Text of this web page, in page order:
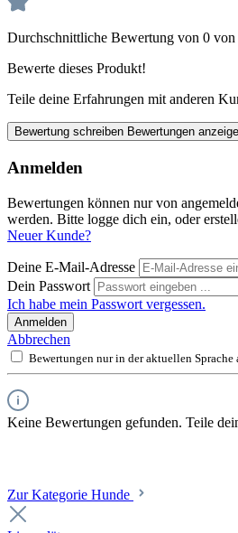
Durchschnittliche Bewertung von 0 von
Bewerte dieses Produkt!
Teile deine Erfahrungen mit anderen
Bewertung schreiben Bewertungen
Anmelden
Bewertungen können nur von
werden. Bitte logge dich ein, oder
Neuer Kunde?
Deine E-Mail-Adresse
Dein Passwort
Ich habe mein Passwort vergessen.
Anmelden
Abbrechen
Bewertungen nur in der aktuellen Sprache
Keine Bewertungen gefunden. Teile
Zur Kategorie Hunde